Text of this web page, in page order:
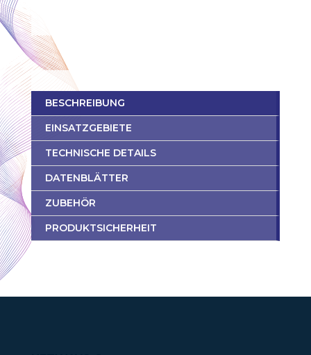
BESCHREIBUNG
EINSATZGEBIETE
TECHNISCHE DETAILS
DATENBLÄTTER
ZUBEHÖR
PRODUKTSICHERHEIT